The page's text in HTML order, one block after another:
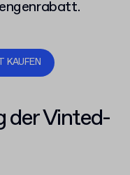
KAUFEN
der Vinted-